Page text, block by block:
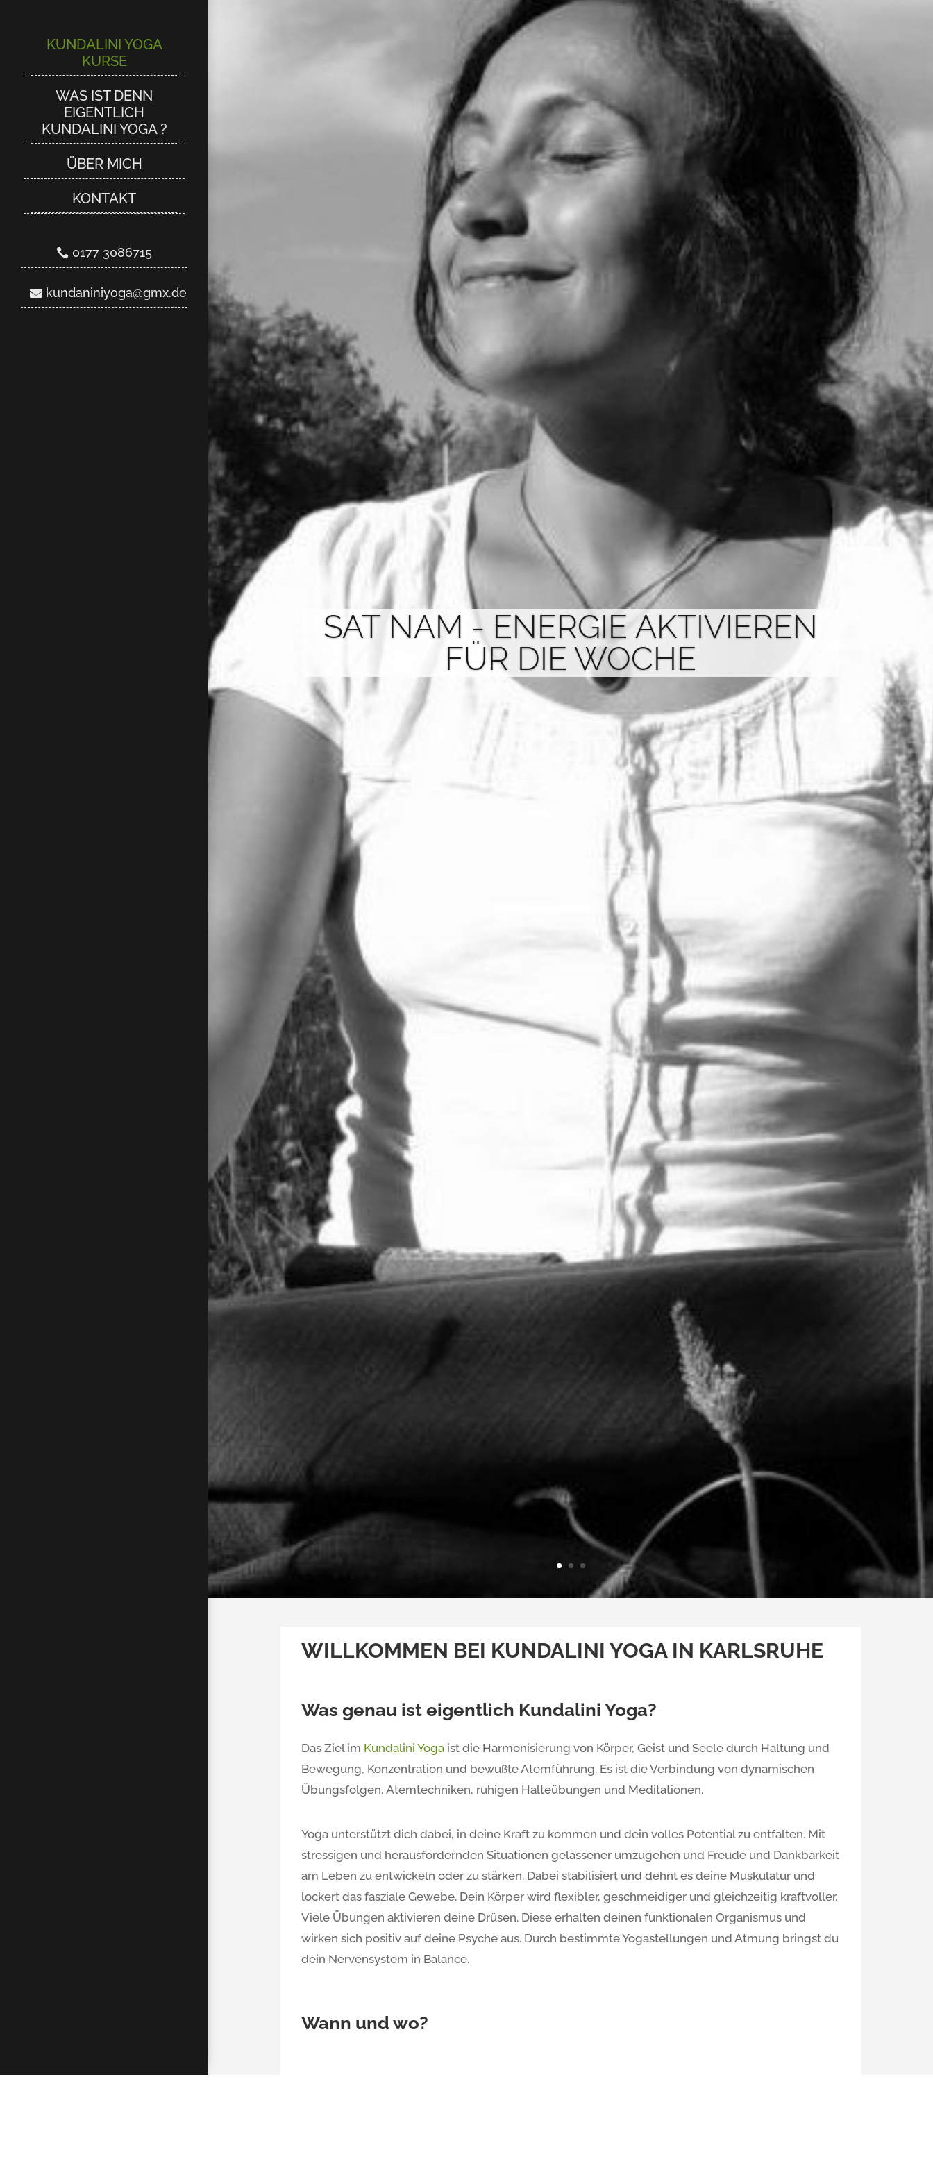
KUNDALINI YOGA
KURSE
WAS IST DENN
EIGENTLICH
KUNDALINI YOGA ?
ÜBER MICH
KONTAKT
0177 3086715
kundaniniyoga@gmx.de
KUNDALINI YOGA
KURSE
WAS IST DENN
EIGENTLICH
KUNDALINI YOGA ?
ÜBER MICH
KONTAKT
0177 3086715
kundaniniyoga@gmx.de
SAT NAM - ENERGIE AKTIVIEREN
FÜR DIE WOCHE
WILLKOMMEN BEI KUNDALINI YOGA IN KARLSRUHE
Was genau ist eigentlich Kundalini Yoga?
Das Ziel im Kundalini Yoga ist die Harmonisierung von Körper, Geist und Seele durch Haltung und
Bewegung, Konzentration und bewußte Atemführung. Es ist die Verbindung von dynamischen
Übungsfolgen, Atemtechniken, ruhigen Halteübungen und Meditationen.
Yoga unterstützt dich dabei, in deine Kraft zu kommen und dein volles Potential zu entfalten. Mit
stressigen und herausfordernden Situationen gelassener umzugehen und Freude und Dankbarkeit
am Leben zu entwickeln oder zu stärken. Dabei stabilisiert und dehnt es deine Muskulatur und
lockert das fasziale Gewebe. Dein Körper wird flexibler, geschmeidiger und gleichzeitig kraftvoller.
Viele Übungen aktivieren deine Drüsen. Diese erhalten deinen funktionalen Organismus und
wirken sich positiv auf deine Psyche aus. Durch bestimmte Yogastellungen und Atmung bringst du
dein Nervensystem in Balance.
Wann und wo?